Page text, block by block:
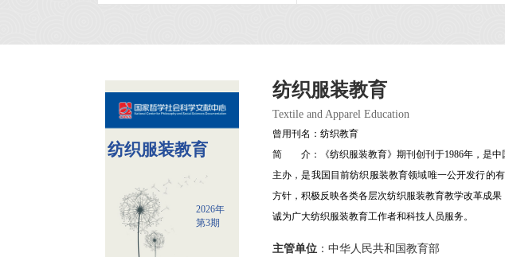
纺织服装教育
2026年
第3期
纺织服装教育
Textile and Apparel Education
曾用刊名：纺织教育
简 介：《纺织服装教育》期刊创刊于1986年，是中
主办，是我国目前纺织服装教育领域唯一公开发行的
方针，积极反映各类各层次纺织服装教育教学改革成
诚为广大纺织服装教育工作者和科技人员服务。
主管单位 ：中华人民共和国教育部